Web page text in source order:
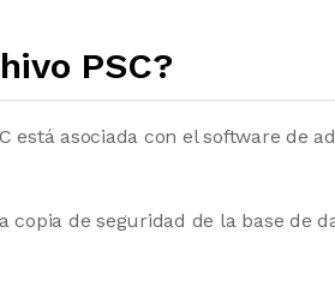
PSC?
está asociada con el software de
copia de seguridad de la base de